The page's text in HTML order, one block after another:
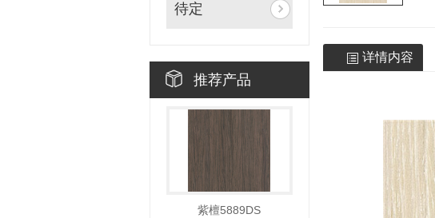
待定
推荐产品
紫檀5889DS 紫檀5867DS
详情内容